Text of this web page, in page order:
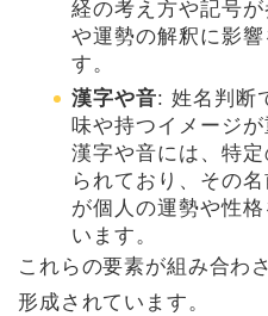
経の考え方や記号
や運勢の解釈に影
す。
漢字や音: 姓名判断
味や持つイメージ
漢字や音には、特
られており、その
が個人の運勢や性
います。
これらの要素が組み合わ
形成されています。